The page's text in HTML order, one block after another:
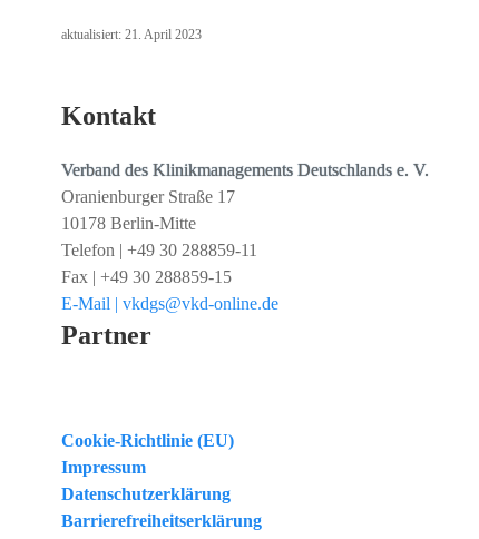
aktualisiert: 21. April 2023
Kontakt
Verband des Klinikmanagements Deutschlands e. V.
Oranienburger Straße 17
10178 Berlin-Mitte
Telefon | +49 30 288859-11
Fax | +49 30 288859-15
E-Mail | vkdgs@vkd-online.de
Partner
Cookie-Richtlinie (EU)
Impressum
Datenschutzerklärung
Barrierefreiheitserklärung